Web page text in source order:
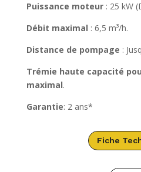
Puissance moteur : 25 kW
Débit maximal : 6,5 m³/h.
Distance de pompage :
Trémie haute capacité
maximal.
Garantie: 2 ans*
Fiche